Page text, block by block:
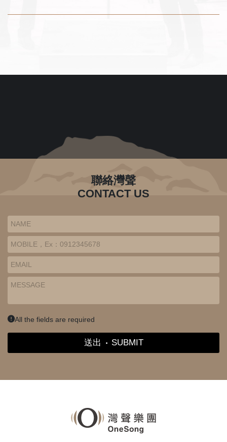
聯絡灣聲
CONTACT US
All the fields are required
送出 ‧ SUBMIT